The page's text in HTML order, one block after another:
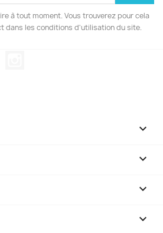
à tout moment. Vous trouverez pour cela
dans les conditions d'utilisation du site.



keyboard_arrow_down